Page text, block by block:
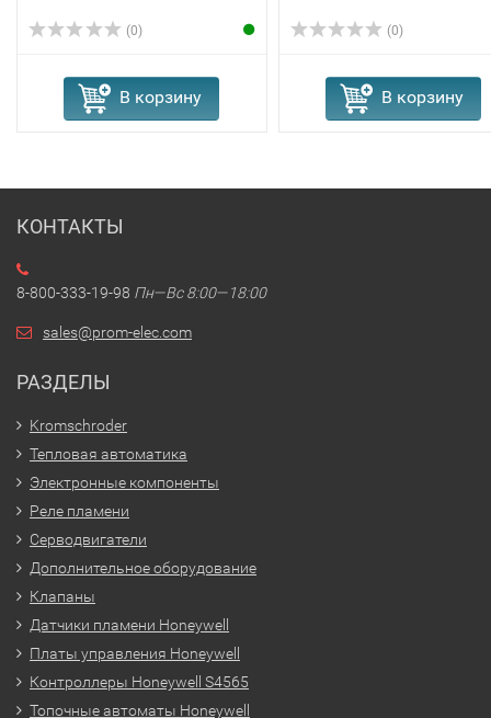
(0)
В корзину
(0)
В корзину
КОНТАКТЫ
8-800-333-19-98 Пн—Вс 8:00—18:00
sales@prom-elec.com
РАЗДЕЛЫ
Kromschroder
Тепловая автоматика
Электронные компоненты
Реле пламени
Серводвигатели
Дополнительное оборудование
Клапаны
Датчики пламени Honeywell
Платы управления Honeywell
Контроллеры Honeywell S4565
Топочные автоматы Honeywell